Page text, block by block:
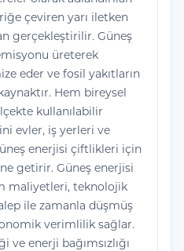
çeviren yarı iletken
gerçekleştirilir. Güneş
üreterek
eder ve fosil yakıtların
Hem bireysel
kullanılabilir
evler, iş yerleri ve
enerjisi çiftlikleri için
getirir. Güneş enerjisi
maliyetleri, teknolojik
ile zamanla düşmüş
verimlilik sağlar.
ve enerji bağımsızlığı